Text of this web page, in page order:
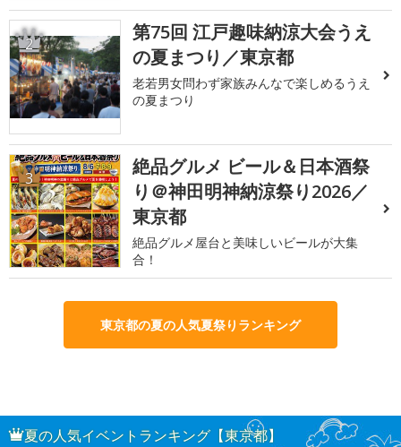
2
第75回 江戸趣味納涼大会うえ
の夏まつり／東京都
老若男女問わず家族みんなで楽しめるうえ
の夏まつり
3
絶品グルメ ビール＆日本酒祭
り＠神田明神納涼祭り2026／
東京都
絶品グルメ屋台と美味しいビールが大集
合！
東京都の夏の人気夏祭りランキング
夏の人気イベントランキング【東京都】